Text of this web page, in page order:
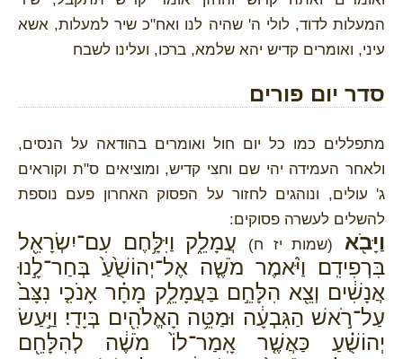
המעלות לדוד, לולי ה' שהיה לנו ואח"כ שיר למעלות, אשא
עיני, ואומרים קדיש יהא שלמא, ברכו, ועלינו לשבח
סדר יום פורים
מתפללים כמו כל יום חול ואומרים בהודאה על הנסים,
ולאחר העמידה יהי שם וחצי קדיש, ומוציאים ס"ת וקוראים
ג' עולים, ונוהגים לחזור על הפסוק האחרון פעם נוספת
להשלים לעשרה פסוקים:
וַיָּבֹ֖א (שמות יז ח)
עֲמָלֵ֑ק וַיִּלָּ֥חֶם עִם־יִשְׂרָאֵ֖ל
בִּרְפִידִֽם׃ וַיֹּ֨אמֶר מֹשֶׁ֤ה אֶל־יְהוֹשֻׁ֙עַ֙ בְּחַר־לָ֣נוּ
אֲנָשִׁ֔ים וְצֵ֖א הִלָּחֵ֣ם בַּעֲמָלֵ֑ק מָחָ֗ר אָנֹכִ֤י נִצָּב֙
עַל־רֹ֣אשׁ הַגִּבְעָ֔ה וּמַטֵּ֥ה הָאֱלֹהִ֖ים בְּיָדִֽי׃ וַיַּ֣עַשׂ
יְהוֹשֻׁ֗עַ כַּאֲשֶׁ֤ר אָֽמַר־לוֹ֙ מֹשֶׁ֔ה לְהִלָּחֵ֖ם